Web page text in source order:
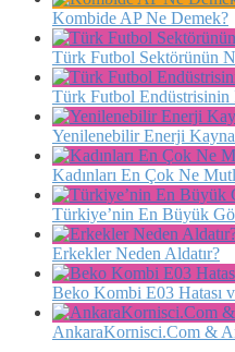
Kombide AP Ne Demek?
Türk Futbol Sektörünün
Türk Futbol Endüstrisinin
Yenilenebilir Enerji
Kadınları En Çok Ne
Türkiye’nin En Büyük
Erkekler Neden Aldatır?
Beko Kombi E03 Hatası
AnkaraKornisci.Com &